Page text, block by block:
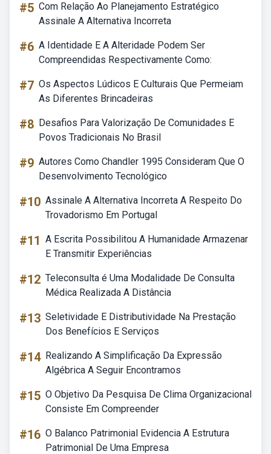
#5 Com Relação Ao Planejamento Estratégico
Assinale A Alternativa Incorreta
#6 A Identidade E A Alteridade Podem Ser
Compreendidas Respectivamente Como:
#7 Os Aspectos Lúdicos E Culturais Que Permeiam
As Diferentes Brincadeiras
#8 Desafios Para Valorização De Comunidades E
Povos Tradicionais No Brasil
#9 Autores Como Chandler 1995 Consideram Que O
Desenvolvimento Tecnológico
#10 Assinale A Alternativa Incorreta A Respeito Do
Trovadorismo Em Portugal
#11 A Escrita Possibilitou A Humanidade Armazenar
E Transmitir Experiências
#12 Teleconsulta é Uma Modalidade De Consulta
Médica Realizada A Distância
#13 Seletividade E Distributividade Na Prestação
Dos Benefícios E Serviços
#14 Realizando A Simplificação Da Expressão
Algébrica A Seguir Encontramos
#15 O Objetivo Da Pesquisa De Clima Organizacional
Consiste Em Compreender
#16 O Balanco Patrimonial Evidencia A Estrutura
Patrimonial De Uma Empresa